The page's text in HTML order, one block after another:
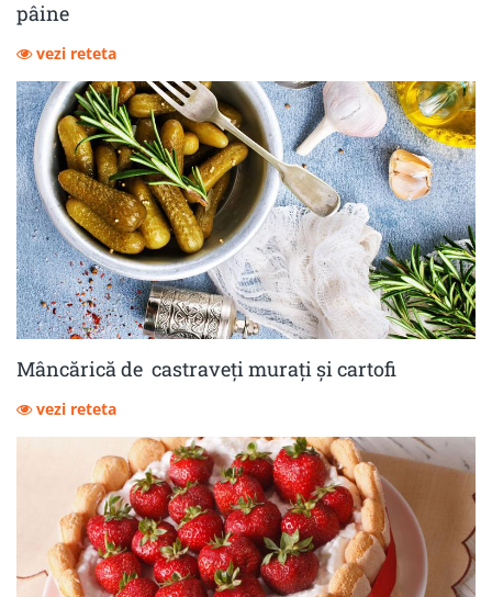
pâine
vezi reteta
Mâncărică de castraveţi muraţi şi cartofi
vezi reteta